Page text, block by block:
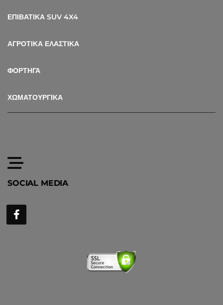
ΕΠΙΒΑΤΙΚΑ SUV 4X4
ΑΓΡΟΤΙΚΑ ΕΛΑΣΤΙΚΑ
ΦΟΡΤΗΓΑ
ΧΩΜΑΤΟΥΡΓΙΚΑ
SOCIAL MEDIA